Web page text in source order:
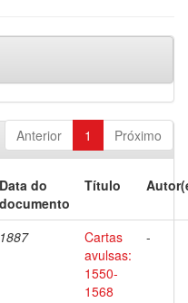
Anterior 1 Próximo
Data do
documento
Título
1887
Cartas
avulsas:
1550-
1568
-